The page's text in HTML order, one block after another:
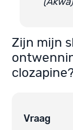
Zijn mijn
Vraag